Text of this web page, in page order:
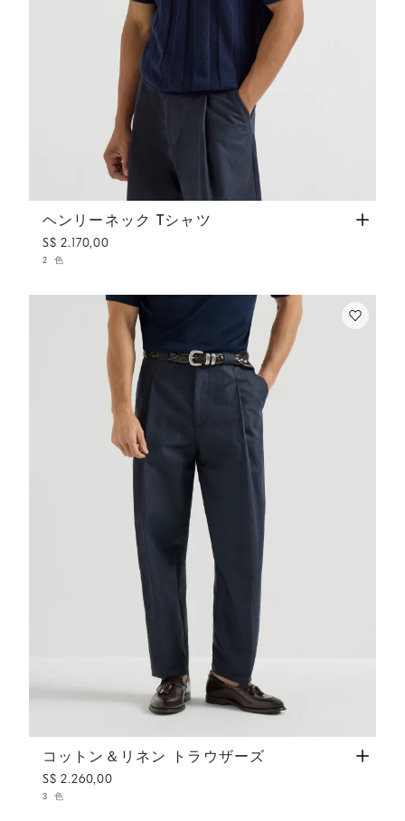
ヘンリーネック Tシャツ ネイビーブルー
ヘンリーネック Tシャツ
S$ 2.170,00
2 色
コットン＆リネン トラウザーズ ネイビーブルー
コットン＆リネン トラウザーズ
S$ 2.260,00
3 色